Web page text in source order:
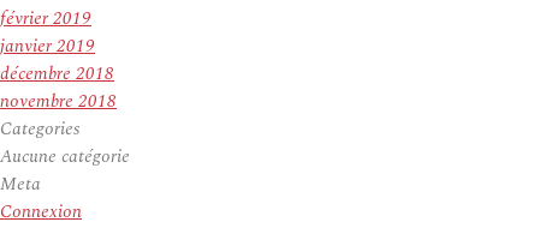
février 2019
janvier 2019
décembre 2018
novembre 2018
Categories
Aucune catégorie
Meta
Connexion